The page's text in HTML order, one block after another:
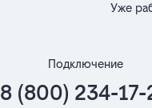
Уже
Подключение
8 (800) 234-17-